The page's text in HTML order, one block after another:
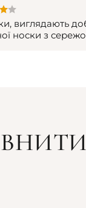
виглядають
носки з